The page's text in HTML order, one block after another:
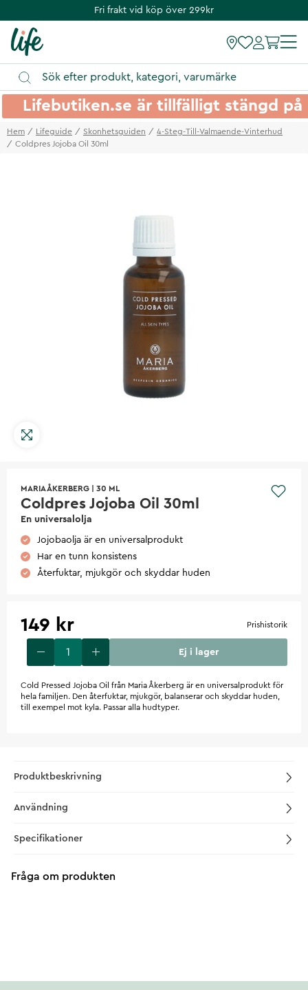
Fri frakt vid köp över 299kr
Lifebutiken.se är tillfälligt stängd
Hem Lifeguide Skonhetsguiden
4-Steg-Till-Valmaende-Vinterhud
Coldpres Jojoba Oil 30ml
MARIA ÅKERBERG 30 ML
Coldpres Jojoba Oil 30ml
En universalolja
Jojobaolja är en universalprodukt
Har en tunn konsistens
Återfuktar, mjukgör och skyddar huden
149 kr Prishistorik
Ej i lager
Cold Pressed Jojoba Oil från Maria Åkerberg är en universalprodukt för
hela familjen. Den återfuktar, mjukgör, balanserar och skyddar huden,
till exempel mot kyla. Passar alla hudtyper.
Produktbeskrivning
Användning
Specifikationer
Fråga om produkten